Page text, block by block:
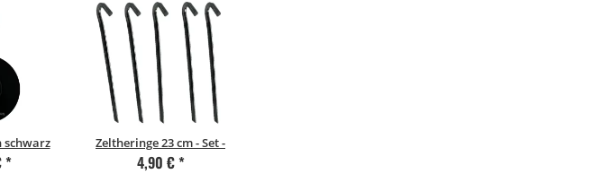
schwarz
*
Zeltheringe 23 cm - Set -
4,90 €*